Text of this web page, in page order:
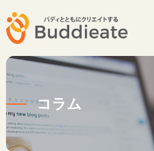
コラム